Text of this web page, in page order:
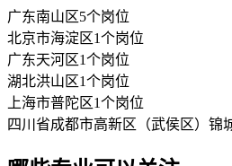
广东南山区5个岗位
北京市海淀区1个岗位
广东天河区1个岗位
湖北洪山区1个岗位
上海市普陀区1个岗位
四川省成都市高新区（武侯区）锦